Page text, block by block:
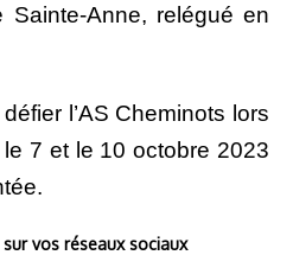
Sainte-Anne, relégué en
l’AS Cheminots lors
7 et le 10 octobre 2023
vos réseaux sociaux